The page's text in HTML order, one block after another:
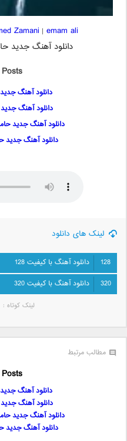
Zamani | emam ali
دانلود آهنگ جدید
دانلود آهنگ
دانلود آهنگ
دانلود آهنگ جدید
دانلود آهنگ جدید
لینک های دانلود
128
دانلود آهنگ با کیفیت 128
320
دانلود آهنگ با کیفیت 320
لینک کوتاه‌ :
مطالب مرتبط
دانلود آهنگ
دانلود آهنگ
دانلود آهنگ جدید
دانلود آهنگ جدید